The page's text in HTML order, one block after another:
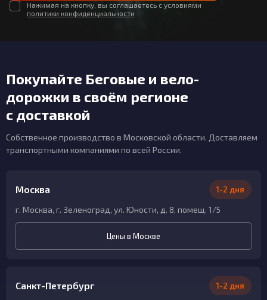
Нажимая на кнопку, вы соглашаетесь с условиями
политики конфиденциальности
Покупайте Беговые и вело-
дорожки в своём регионе
с доставкой
Собственное производство в Московской области. Доставляем
транспортными компаниями по всей России.
Москва 1-2 дня
г. Москва, г. Зеленоград, ул. Юности, д. 8, помещ. 1/5
Цены в Москве
Санкт-Петербург 1-2 дня